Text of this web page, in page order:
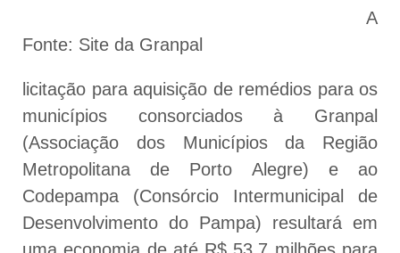
Fonte: Site da Granpal
A
licitação para aquisição de remédios para os
municípios consorciados à Granpal
(Associação dos Municípios da Região
Metropolitana de Porto Alegre) e ao
Codepampa (Consórcio Intermunicipal de
Desenvolvimento do Pampa) resultará em